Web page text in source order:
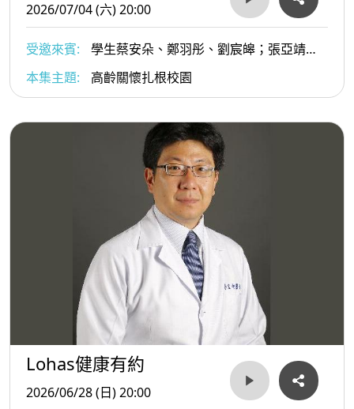
2026/07/04 (六) 20:00
受邀來賓:
學生蔡安朵、鄭羽彤、劉宸皞；張亞靖老
師；王雪珮語言治療師
本集主題: 高齡關懷扎根校園
Lohas健康有約
2026/06/28 (日) 20:00